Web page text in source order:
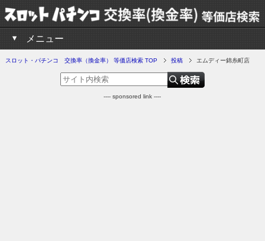
メニュー
スロット・パチンコ 交換率（換金率） 等価店検索 TOP 投稿 エムディー錦糸町店
---- sponsored link ----